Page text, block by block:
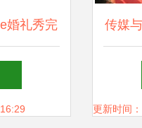
婚礼秀完
活方式
传媒
到舞
更新时间